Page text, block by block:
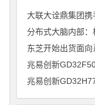
分布式大脑内部